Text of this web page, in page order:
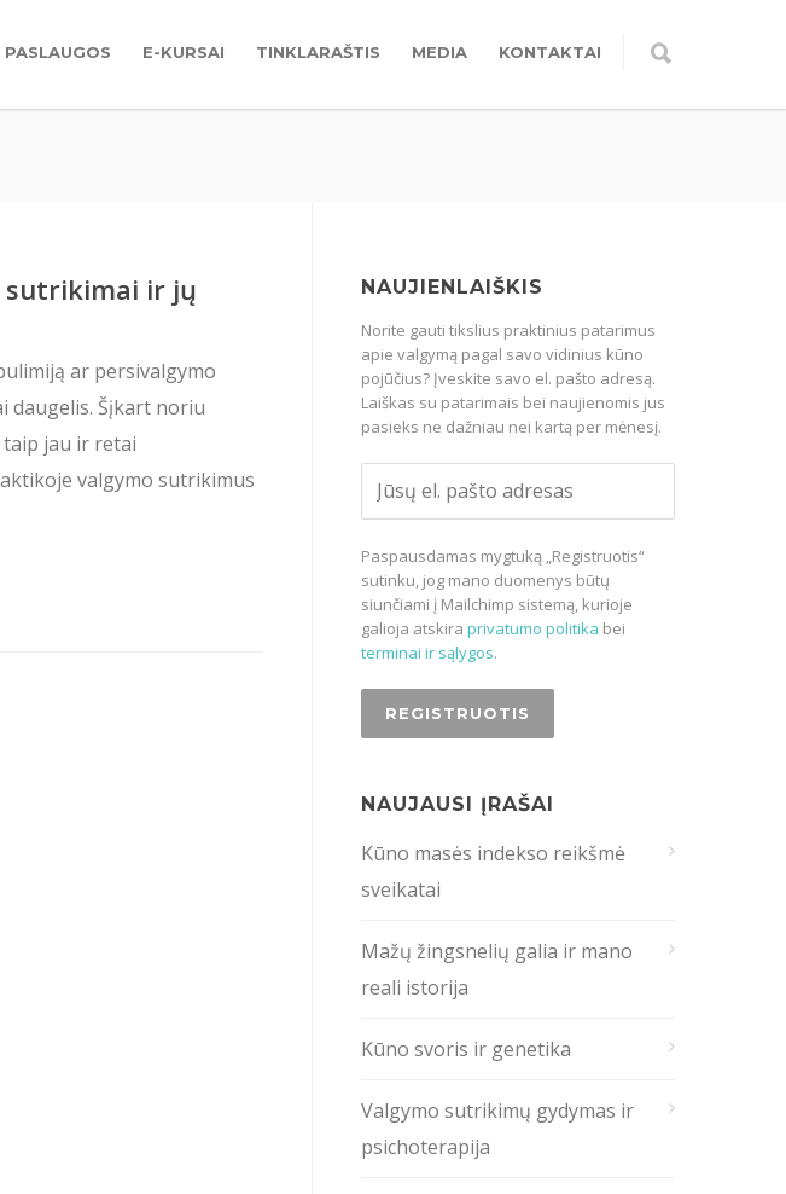
PASLAUGOS E-KURSAI TINKLARAŠTIS MEDIA KONTAKTAI
sutrikimai ir jų
ar persivalgymo
daugelis. Šįkart noriu
jau ir retai
valgymo sutrikimus
NAUJIENLAIŠKIS
Norite gauti tikslius praktinius patarimus
apie valgymą pagal savo vidinius kūno
pojūčius? Įveskite savo el. pašto adresą.
Laiškas su patarimais bei naujienomis jus
pasieks ne dažniau nei kartą per mėnesį.
Paspausdamas mygtuką „Registruotis“
sutinku, jog mano duomenys būtų
siunčiami į Mailchimp sistemą, kurioje
galioja atskira privatumo politika bei
terminai ir sąlygos.
NAUJAUSI ĮRAŠAI
Kūno masės indekso reikšmė
sveikatai
Mažų žingsnelių galia ir mano
reali istorija
Kūno svoris ir genetika
Valgymo sutrikimų gydymas ir
psichoterapija